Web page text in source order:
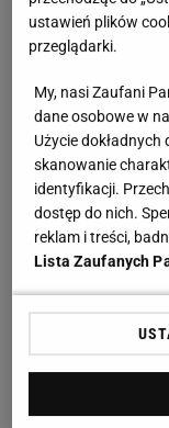
na pierwszy w
Marcin
podróżowałem
Sankt Moritz.
będzie trudniej.
jest najbliższe
zamieszkania.
Mam nadzieję.
Z testem na
startujący w
ustawień plików
przeglądarki.
My, nasi Zaufani
dane osobowe w
Użycie
skanowanie
identyfikacji.
dostęp do nich.
reklam i treści,
Lista Zaufanych